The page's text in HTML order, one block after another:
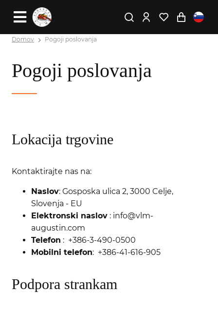
Domov Pogoji poslovanja
Pogoji poslovanja
Lokacija trgovine
Kontaktirajte nas na:
Naslov: Gosposka ulica 2, 3000 Celje,
Slovenja - EU
Elektronski naslov : info@vlm-
augustin.com
Telefon : +386-3-490-0500
Mobilni telefon: +386-41-616-905
Podpora strankam